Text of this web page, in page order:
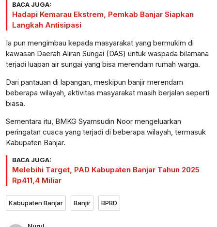
BACA JUGA:
Hadapi Kemarau Ekstrem, Pemkab Banjar Siapkan
Langkah Antisipasi
Ia pun mengimbau kepada masyarakat yang bermukim di
kawasan Daerah Aliran Sungai (DAS) untuk waspada bilamana
terjadi luapan air sungai yang bisa merendam rumah warga.
Dari pantauan di lapangan, meskipun banjir merendam
beberapa wilayah, aktivitas masyarakat masih berjalan seperti
biasa.
Sementara itu, BMKG Syamsudin Noor mengeluarkan
peringatan cuaca yang terjadi di beberapa wilayah, termasuk
Kabupaten Banjar.
BACA JUGA:
Melebihi Target, PAD Kabupaten Banjar Tahun 2025
Rp411,4 Miliar
Kabupaten Banjar Banjir BPBD